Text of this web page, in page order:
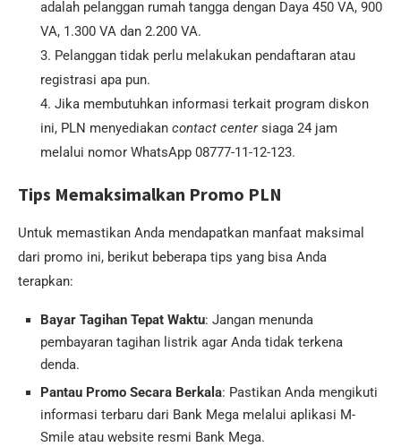
adalah pelanggan rumah tangga dengan Daya 450 VA, 900
VA, 1.300 VA dan 2.200 VA.
3. Pelanggan tidak perlu melakukan pendaftaran atau
registrasi apa pun.
4. Jika membutuhkan informasi terkait program diskon
ini, PLN menyediakan contact centersiaga 24 jam
melalui nomor WhatsApp 08777-11-12-123.
Tips Memaksimalkan Promo PLN
Untuk memastikan Anda mendapatkan manfaat maksimal
dari promo ini, berikut beberapa tips yang bisa Anda
terapkan:
Bayar Tagihan Tepat Waktu: Jangan menunda
pembayaran tagihan listrik agar Anda tidak terkena
denda.
Pantau Promo Secara Berkala: Pastikan Anda mengikuti
informasi terbaru dari Bank Mega melalui aplikasi M-
Smile atau website resmi Bank Mega.